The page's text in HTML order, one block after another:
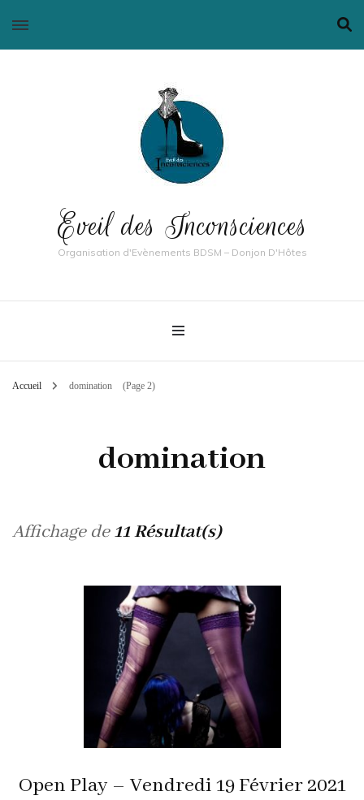
Eveil des Inconsciences
Organisation d'Evènements BDSM – Donjon D'Hôtes
Accueil domination (Page 2)
domination
Affichage de11 Résultat(s)
Open Play – Vendredi 19 Février 2021